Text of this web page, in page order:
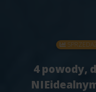
4 powody,